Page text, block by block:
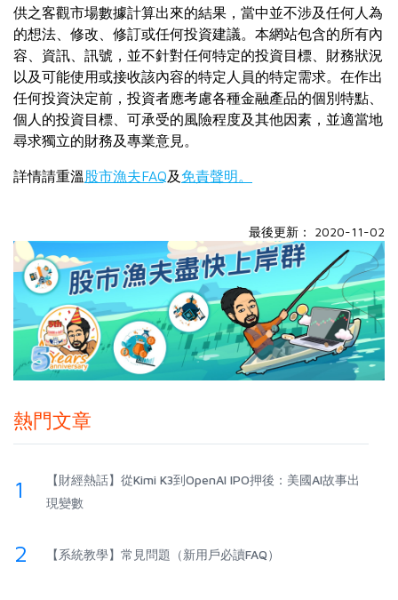
供之客觀市場數據計算出來的結果，當中並不涉及任何人為
的想法、修改、修訂或任何投資建議。本網站包含的所有內
容、資訊、訊號，並不針對任何特定的投資目標、財務狀況
以及可能使用或接收該內容的特定人員的特定需求。在作出
任何投資決定前，投資者應考慮各種金融產品的個別特點、
個人的投資目標、可承受的風險程度及其他因素，並適當地
尋求獨立的財務及專業意見。
詳情請重溫 股市漁夫FAQ及 免責聲明。
最後更新： 2020-11-02
熱門文章
1
【財經熱話】從Kimi K3到OpenAI IPO押後：美國AI故事出
現變數
2 【系統教學】常見問題（新用戶必讀FAQ）